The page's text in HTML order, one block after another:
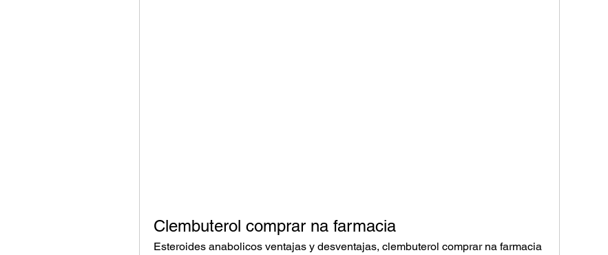
Clembuterol comprar na farmacia
Esteroides anabolicos ventajas y desventajas, clembuterol comprar na farmacia